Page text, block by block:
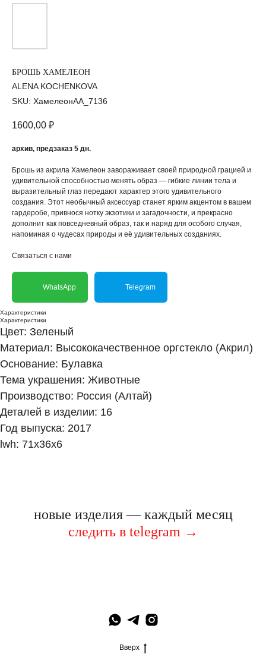
БРОШЬ ХАМЕЛЕОН
ALENA KOCHENKOVA
SKU: ХамелеонАА_7136
1600,00 ₽
архив, предзаказ 5 дн.
Брошь из акрила Хамелеон завораживает своей природной грацией и
удивительной способностью менять образ — гибкие линии тела и
выразительный глаз передают характер этого удивительного
создания. Этот необычный аксессуар станет ярким акцентом в вашем
гардеробе, привнося нотку экзотики и загадочности, и прекрасно
дополнит как повседневный образ, так и наряд для особого случая,
напоминая о чудесах природы и её удивительных созданиях.
Связаться с нами
WhatsApp Telegram
Характеристики
Характеристики
Цвет: Зеленый
Материал: Высококачественное оргстекло (Акрил)
Основание: Булавка
Тема украшения: Животные
Производство: Россия (Алтай)
Деталей в изделии: 16
Год выпуска: 2017
lwh: 71x36x6
новые изделия — каждый месяц
следить в telegram →
Вверх